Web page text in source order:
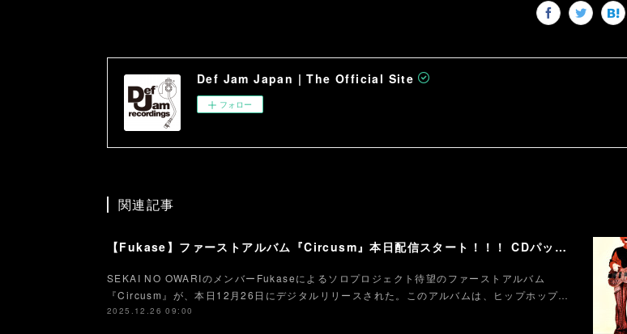
Def Jam Japan | The Official Site
フォロー
関連記事
【Fukase】ファーストアルバム『Circusm』本日配信スタート！！！ CDパッケージの発売も決定！ 超豪華仕様のデラックス盤など5月にリリース！
SEKAI NO OWARIのメンバーFukaseによるソロプロジェクト待望のファーストアルバム
『Circusm』が、本日12月26日にデジタルリリースされた。このアルバムは、ヒップホップ…
2025.12.26 09:00